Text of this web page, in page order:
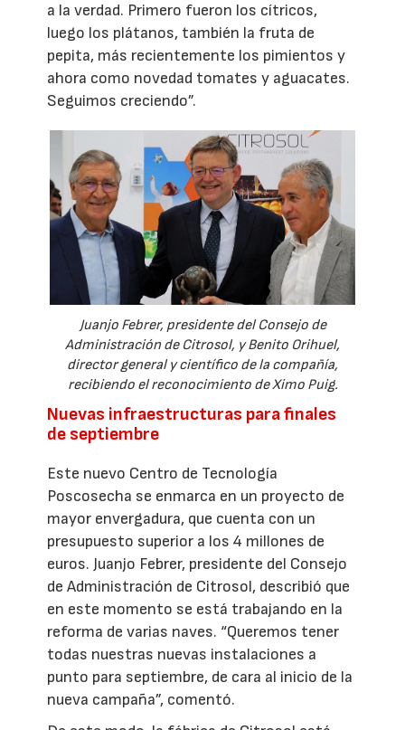
a la verdad. Primero fueron los cítricos,
luego los plátanos, también la fruta de
pepita, más recientemente los pimientos y
ahora como novedad tomates y aguacates.
Seguimos creciendo”.
Juanjo Febrer, presidente del Consejo de
Administración de Citrosol, y Benito Orihuel,
director general y científico de la compañía,
recibiendo el reconocimiento de Ximo Puig.
Nuevas infraestructuras para finales
de septiembre
Este nuevo Centro de Tecnología
Poscosecha se enmarca en un proyecto de
mayor envergadura, que cuenta con un
presupuesto superior a los 4 millones de
euros. Juanjo Febrer, presidente del Consejo
de Administración de Citrosol, describió que
en este momento se está trabajando en la
reforma de varias naves. “Queremos tener
todas nuestras nuevas instalaciones a
punto para septiembre, de cara al inicio de la
nueva campaña”, comentó.